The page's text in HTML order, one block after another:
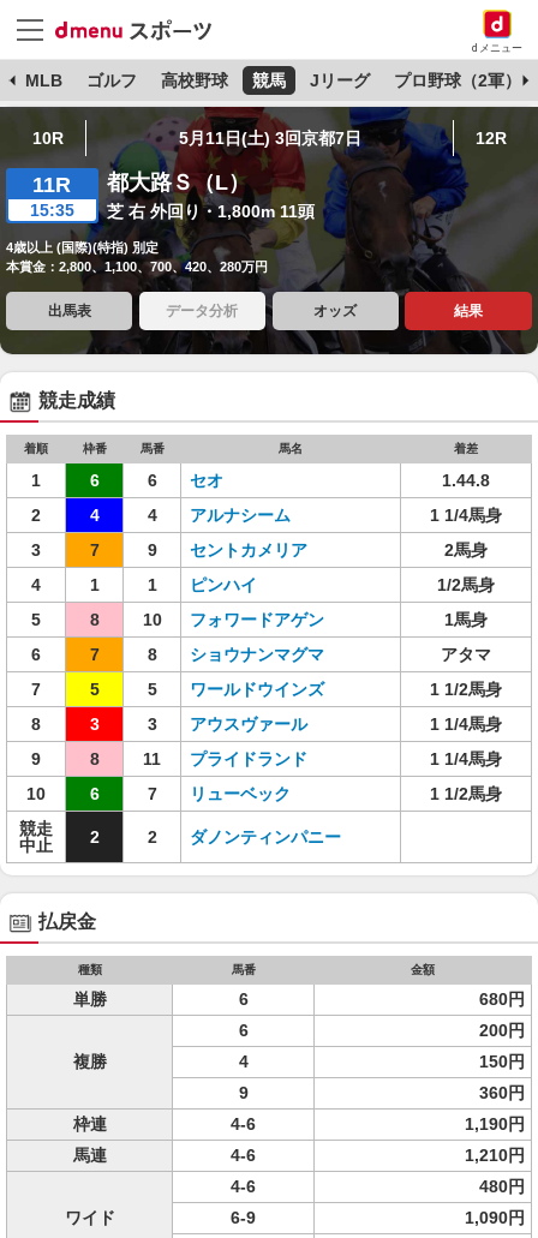
dメニュー
MLB ゴルフ 高校野球 競馬 Jリーグ プロ野球（2軍）
10R 5月11日(土) 3回京都7日 12R
11R
15:35
都大路Ｓ（L）
芝 右 外回り・1,800m 11頭
4歳以上 (国際)(特指) 別定
本賞金：2,800、1,100、700、420、280万円
出馬表 データ分析 オッズ 結果
競走成績
着順 枠番 馬番 馬名 着差
1 6 6 セオ
1.44.8
2
4 4 アルナシーム
1 1/4馬身
3
7 9 セントカメリア
2馬身
4
1 1 ピンハイ
1/2馬身
5
8 10 フォワードアゲン
1馬身
6
7 8 ショウナンマグマ
アタマ
7
5 5 ワールドウインズ
1 1/2馬身
8
3 3 アウスヴァール
1 1/4馬身
9
8 11 プライドランド
1 1/4馬身
10
6 7 リューベック
1 1/2馬身
競走
中止
2 2 ダノンティンパニー
払戻金
種類 馬番 金額
単勝 6 680円
複勝
6
200円
4
150円
9
360円
枠連
4-6
1,190円
馬連
4-6 1,210円
ワイド
4-6
480円
6-9
1,090円